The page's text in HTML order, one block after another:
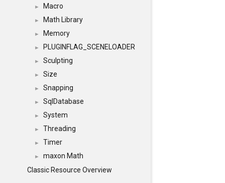
► Macro
► Math Library
► Memory
► PLUGINFLAG_SCENELOADER
► Sculpting
► Size
► Snapping
► SqlDatabase
► System
► Threading
► Timer
►
maxon Math
Classic Resource Overview